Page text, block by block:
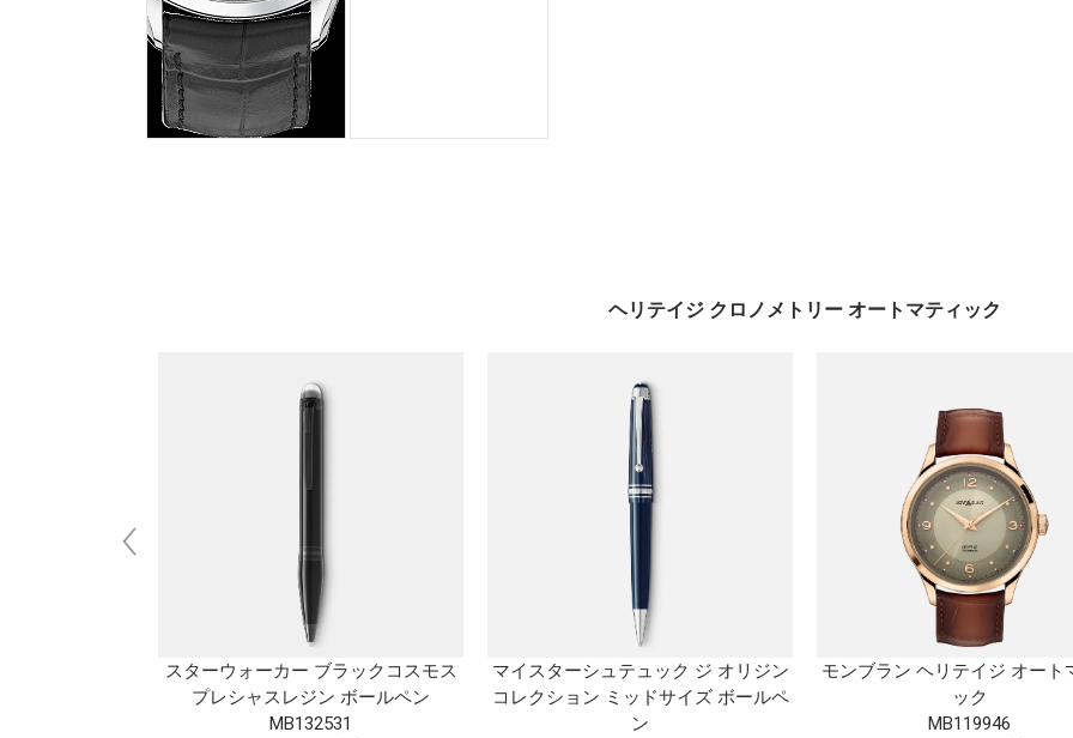
ヘリテイジ クロノメトリー オートマティック
スターウォーカー ブラックコスモス
プレシャスレジン ボールペン
MB132531
マイスターシュテュック ジ オリジン
コレクション ミッドサイズ ボールペ
ン
モンブラン ヘリテイジ オート
ック
MB119946